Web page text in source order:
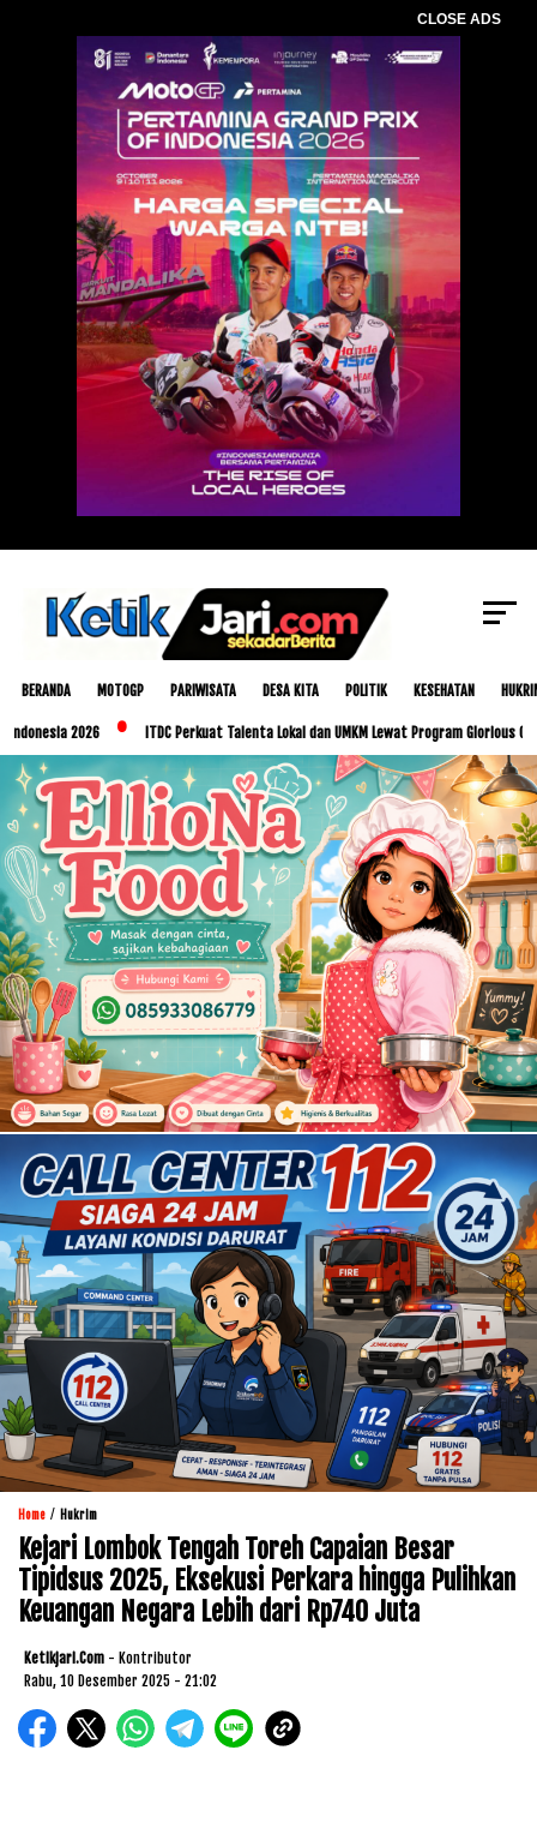
CLOSE ADS
BERANDA MOTOGP PARIWISATA DESA KITA POLITIK KESEHATAN
2026 ITDC Perkuat Talenta Lokal dan UMKM Lewat Program Glorious Golo Mori
Home / Hukrim
Kejari Lombok Tengah Toreh Capaian Besar
Tipidsus 2025, Eksekusi Perkara hingga Pulihkan
Keuangan Negara Lebih dari Rp740 Juta
Ketikjari.com - Kontributor
Rabu, 10 Desember 2025 - 21:02